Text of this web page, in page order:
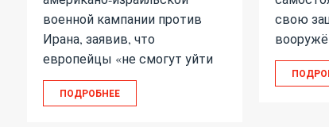
военной кампании против
Ирана, заявив, что
европейцы «не смогут уйти
ПОДРОБНЕЕ
свою